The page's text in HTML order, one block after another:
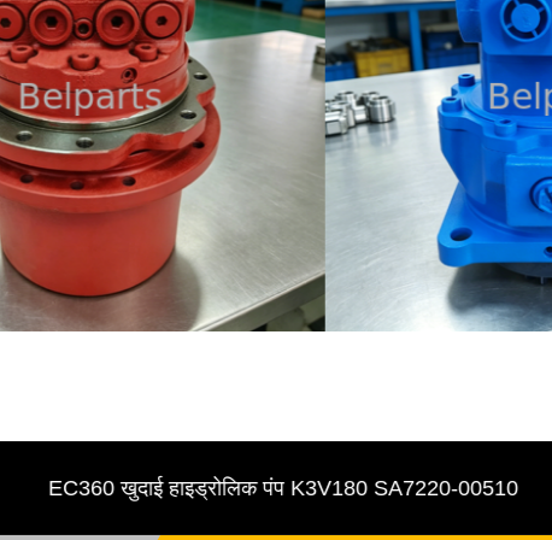
EC360 खुदाई हाइड्रोलिक पंप K3V180 SA7220-00510